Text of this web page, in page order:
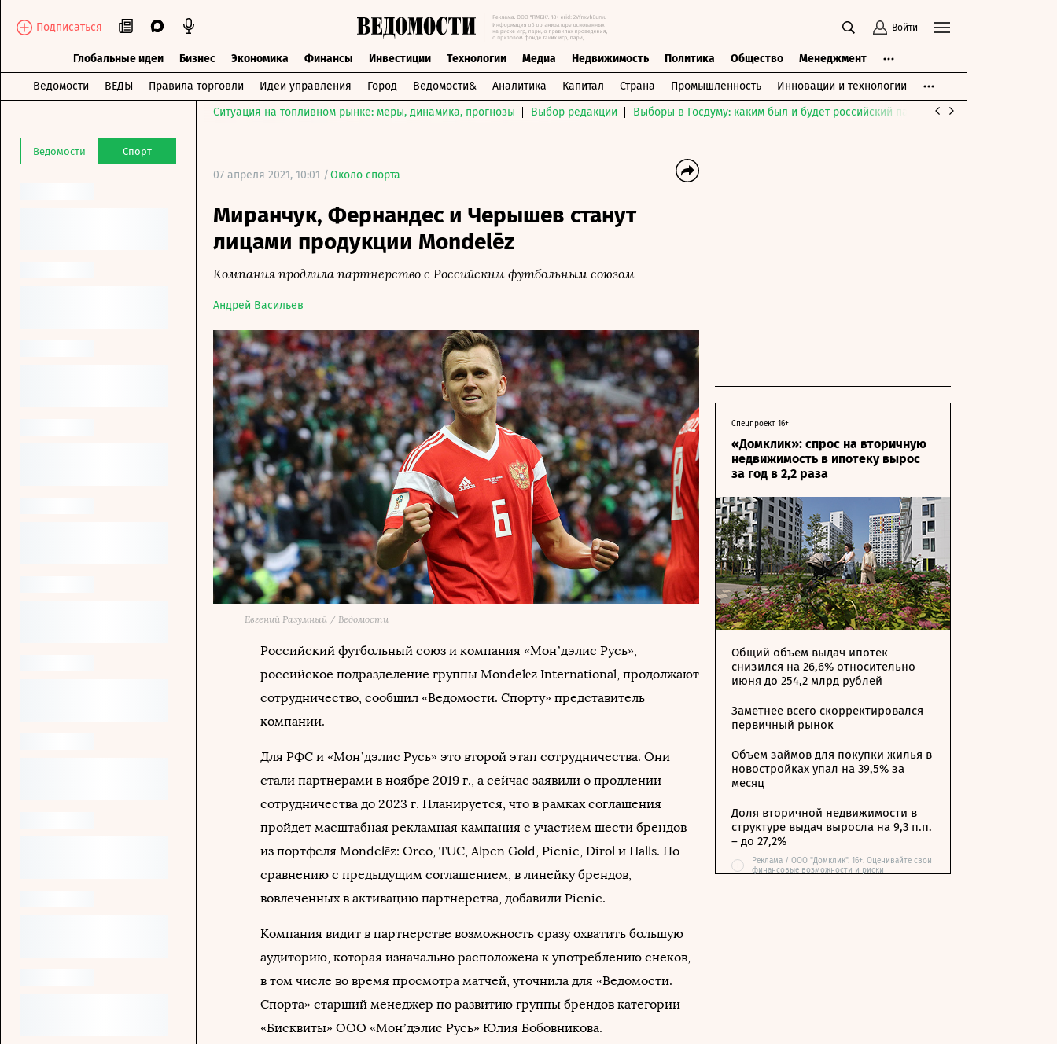
Подписаться Войти
Глобальные идеи Бизнес Экономика Финансы Инвестиции Технологии Медиа Недвижимость Политика Общество Менеджмент
Ведомости ВЕДЫ Правила торговли Идеи управления Город Ведомости& Аналитика Капитал Страна Промышленность Инновации и технологии
Ведомости Спорт
Ситуация на топливном рынке: меры, динамика, прогнозы Выбор редакции Выборы в Госдуму: каким был и будет российский парламент
07 апреля 2021, 10:01 /Около спорта
Миранчук, Фернандес и Черышев станут
лицами продукции Mondelēz
Компания продлила партнерство с Российским футбольным союзом
Андрей Васильев
Евгений Разумный / Ведомости
Российский футбольный союз и компания «Мон’дэлис Русь»,
российское подразделение группы Mondelēz International, продолжают
сотрудничество, сообщил «Ведомости. Спорту» представитель
компании.
Для РФС и «Мон’дэлис Русь» это второй этап сотрудничества. Они
стали партнерами в ноябре 2019 г., а сейчас заявили о продлении
сотрудничества до 2023 г. Планируется, что в рамках соглашения
пройдет масштабная рекламная кампания с участием шести брендов
из портфеля Mondelēz: Oreo, TUC, Alpen Gold, Picnic, Dirol и Halls. По
сравнению с предыдущим соглашением, в линейку брендов,
вовлеченных в активацию партнерства, добавили Picnic.
Компания видит в партнерстве возможность сразу охватить большую
аудиторию, которая изначально расположена к употреблению снеков,
в том числе во время просмотра матчей, уточнила для «Ведомости.
Спорта» старший менеджер по развитию группы брендов категории
«Бисквиты» ООО «Мон’дэлис Русь» Юлия Бобовникова.
Спецпроект 16+
«Домклик»: спрос на вторичную
недвижимость в ипотеку вырос
за год в 2,2 раза
Общий объем выдач ипотек
снизился на 26,6% относительно
июня до 254,2 млрд рублей
Заметнее всего скорректировался
первичный рынок
Объем займов для покупки жилья в
новостройках упал на 39,5% за
месяц
Доля вторичной недвижимости в
структуре выдач выросла на 9,3 п.п.
– до 27,2%
i
Реклама / ООО "Домклик". 16+. Оценивайте свои
финансовые возможности и риски